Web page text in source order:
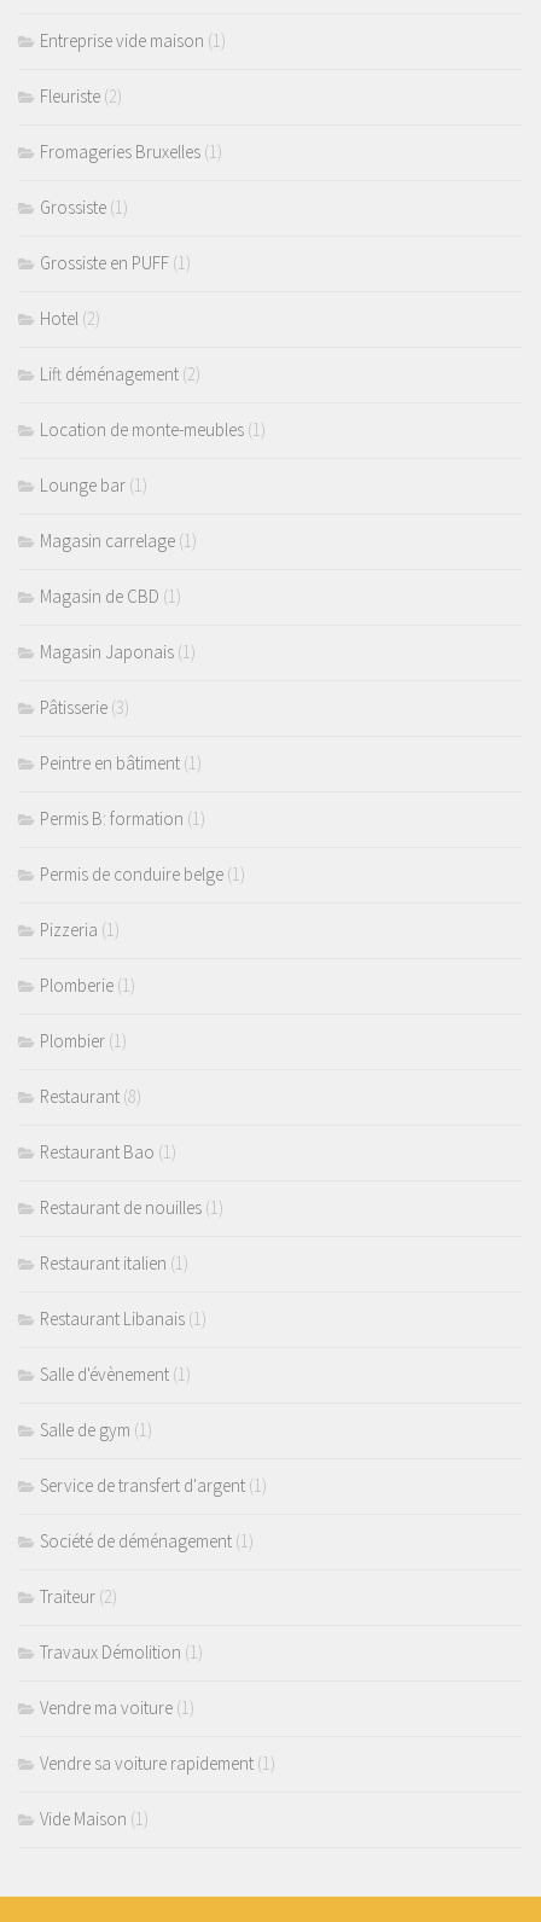
Entreprise vide maison (1)
Fleuriste (2)
Fromageries Bruxelles (1)
Grossiste (1)
Grossiste en PUFF (1)
Hotel (2)
Lift déménagement (2)
Location de monte-meubles (1)
Lounge bar (1)
Magasin carrelage (1)
Magasin de CBD (1)
Magasin Japonais (1)
Pâtisserie (3)
Peintre en bâtiment (1)
Permis B: formation (1)
Permis de conduire belge (1)
Pizzeria (1)
Plomberie (1)
Plombier (1)
Restaurant (8)
Restaurant Bao (1)
Restaurant de nouilles (1)
Restaurant italien (1)
Restaurant Libanais (1)
Salle d'évènement (1)
Salle de gym (1)
Service de transfert d'argent (1)
Société de déménagement (1)
Traiteur (2)
Travaux Démolition (1)
Vendre ma voiture (1)
Vendre sa voiture rapidement (1)
Vide Maison (1)